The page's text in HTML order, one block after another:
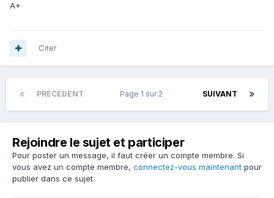
A+
Citer
PRÉCÉDENT SUIVANT
Page 1 sur 2
Rejoindre le sujet et participer
Pour poster un message, il faut créer un compte membre. Si
vous avez un compte membre, connectez-vous maintenant pour
publier dans ce sujet.